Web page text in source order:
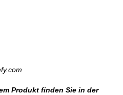
Produkt finden Sie in der